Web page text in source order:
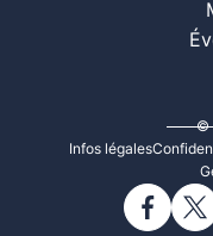
©
Infos légales